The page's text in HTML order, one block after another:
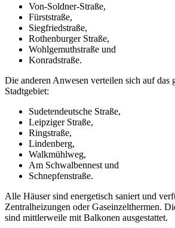
Von-Soldner-Straße,
Fürststraße,
Siegfriedstraße,
Rothenburger Straße,
Wohlgemuthstraße und
Konradstraße.
Die anderen Anwesen verteilen sich auf das
Stadtgebiet:
Sudetendeutsche Straße,
Leipziger Straße,
Ringstraße,
Lindenberg,
Walkmühlweg,
Am Schwalbennest und
Schnepfenstraße.
Alle Häuser sind energetisch saniert und
Zentralheizungen oder Gaseinzelthermen.
sind mittlerweile mit Balkonen ausgestattet.